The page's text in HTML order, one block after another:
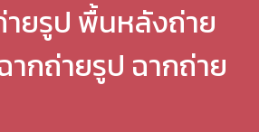
ยรูป พื้นหลังถ่าย
ากถ่ายรูป ฉากถ่าย